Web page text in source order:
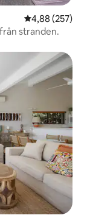
4,88 av 5 i
4,88 (257)
stranden.